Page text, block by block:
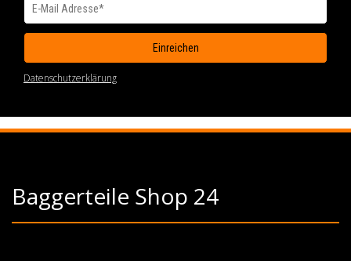
Datenschutzerklärung
Baggerteile Shop 24